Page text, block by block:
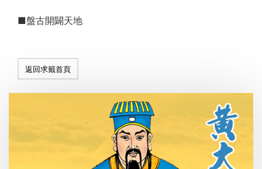
■盤古開闢天地
返回求籤首頁